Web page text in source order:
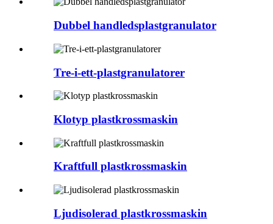
Dubbel handledsplastgranulator
Tre-i-ett-plastgranulatorer
Klotyp plastkrossmaskin
Kraftfull plastkrossmaskin
Ljudisolerad plastkrossmaskin